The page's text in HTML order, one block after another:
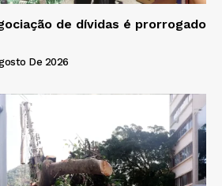
de dívidas é prorrogado
De 2026